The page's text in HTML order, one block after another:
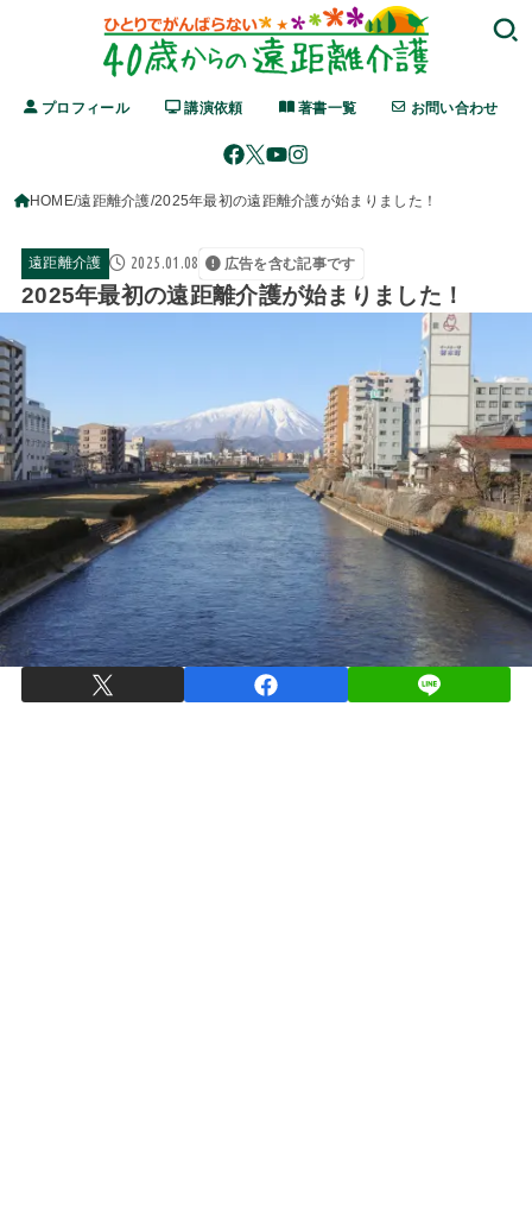
プロフィール 講演依頼 著書一覧 お問い合わせ
HOME 遠距離介護 2025年最初の遠距離介護が始まりました！
遠距離介護 2025.01.08 広告を含む記事です
2025年最初の遠距離介護が始まりました！